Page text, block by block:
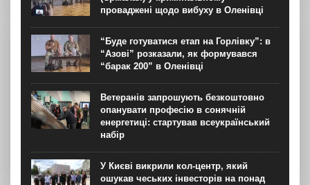
проваджені щодо вибуху в Оленівці
“Буде готуватися етап на Горлівку”: в
“Азові” розказали, як формувався
“барак 200” в Оленівці
Ветеранів запрошують безкоштовно
опанувати професію в сонячній
енергетиці: стартував всеукраїнський
набір
У Києві викрили кол-центр, який
ошукав чеських інвесторів на понад